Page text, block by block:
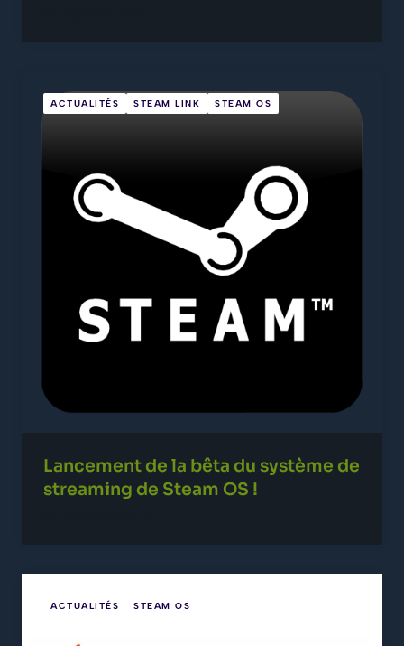
ACTUALITÉS STEAM LINK STEAM OS
Lancement de la bêta du système de
streaming de Steam OS !
ACTUALITÉS STEAM OS